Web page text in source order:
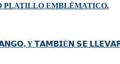
PLATILLO EMBLÉMATICO.
Y 𝗧𝗔𝗠𝗕𝗜É𝗡 𝗦𝗘